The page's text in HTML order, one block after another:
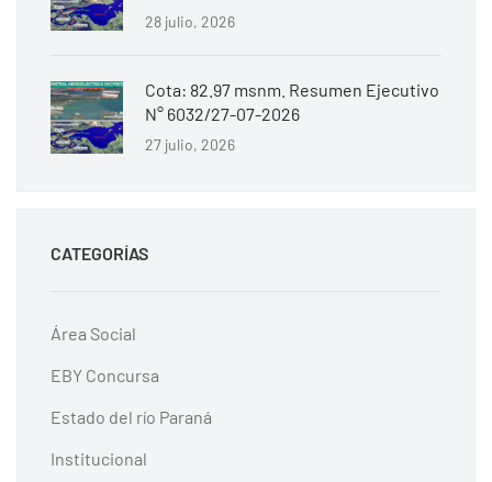
28 julio, 2026
Cota: 82.97 msnm. Resumen Ejecutivo
N° 6032/27-07-2026
27 julio, 2026
CATEGORÍAS
Área Social
EBY Concursa
Estado del río Paraná
Institucional